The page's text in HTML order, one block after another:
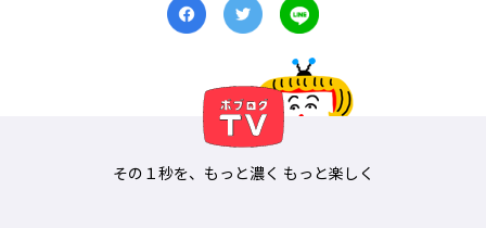
その１秒を、もっと濃く もっと楽しく